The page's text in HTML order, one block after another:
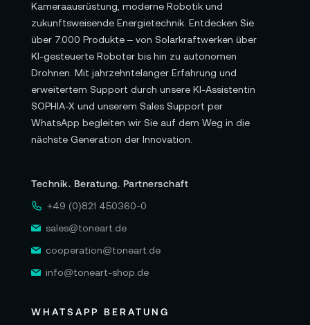
Kameraausrüstung, moderne Robotik und
zukunftsweisende Energietechnik. Entdecken Sie
über 7.000 Produkte – von Solarkraftwerken über
KI-gesteuerte Roboter bis hin zu autonomen
Drohnen. Mit jahrzehntelanger Erfahrung und
erweitertem Support durch unsere KI-Assistentin
SOPHIA-X und unserem Sales Support per
WhatsApp begleiten wir Sie auf dem Weg in die
nächste Generation der Innovation.
Technik. Beratung. Partnerschaft
+49 (0)821 450360-0
sales@toneart.de
cooperation@toneart.de
info@toneart-shop.de
WHATSAPP BERATUNG